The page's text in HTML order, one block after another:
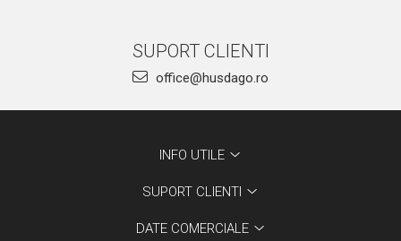
SUPORT CLIENTI
office@husdago.ro
INFO UTILE
SUPORT CLIENTI
DATE COMERCIALE